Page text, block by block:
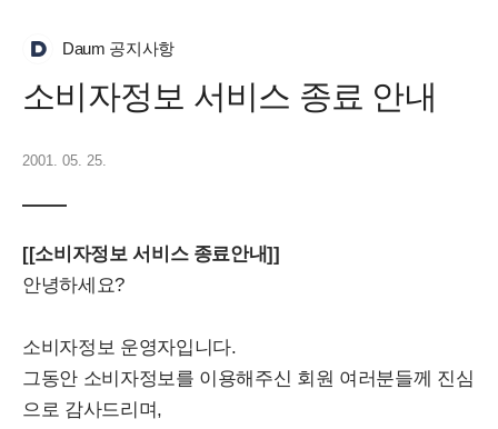
Daum 공지사항
소비자정보 서비스 종료 안내
2001. 05. 25.
[[소비자정보 서비스 종료안내]]
안녕하세요?
소비자정보 운영자입니다.
그동안 소비자정보를 이용해주신 회원 여러분들께 진심
으로 감사드리며,